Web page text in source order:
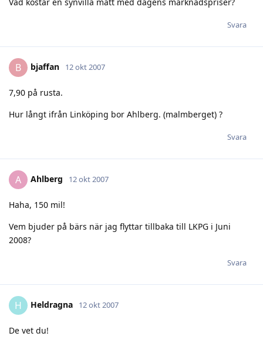
Svara
B bjaffan 12 okt 2007
7,90 på rusta.
Hur långt ifrån Linköping bor Ahlberg. (malmberget) ?
Svara
A Ahlberg 12 okt 2007
Haha, 150 mil!
Vem bjuder på bärs när jag flyttar tillbaka till LKPG i Juni
2008?
Svara
H Heldragna 12 okt 2007
De vet du!